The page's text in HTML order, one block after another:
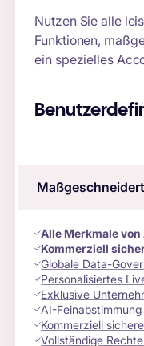
Nutzen Sie alle
Funktionen,
ein spezielles
Alle Merkmale
Kommerziell
Globale Data-
Personalisiertes
Exklusive
AI-
Kommerziell
Vollständige